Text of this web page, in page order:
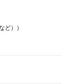
ど））